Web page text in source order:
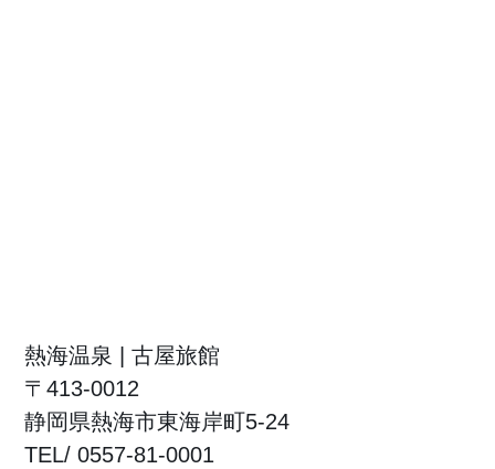
熱海温泉 | 古屋旅館
〒413-0012
静岡県熱海市東海岸町5-24
TEL/ 0557-81-0001